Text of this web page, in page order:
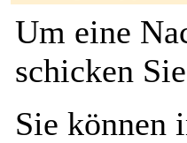
Um eine
schicken
Sie können